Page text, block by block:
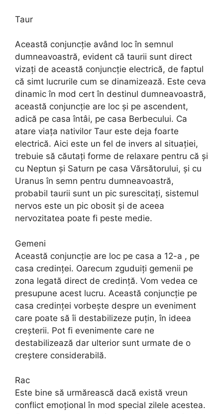
Taur
Această conjuncție având loc în semnul
dumneavoastră, evident că taurii sunt direct
vizați de această conjuncție electrică, de faptul
că simt lucrurile cum se dinamizează. Este ceva
dinamic în mod cert în destinul dumneavoastră,
această conjuncție are loc și pe ascendent,
adică pe casa întâi, pe casa Berbecului. Ca
atare viața nativilor Taur este deja foarte
electrică. Aici este un fel de invers al situației,
trebuie să căutați forme de relaxare pentru că și
cu Neptun și Saturn pe casa Vărsătorului, și cu
Uranus în semn pentru dumneavoastră,
probabil taurii sunt un pic surescitați, sistemul
nervos este un pic obosit și de aceea
nervozitatea poate fi peste medie.
Gemeni
Această conjuncție are loc pe casa a 12-a , pe
casa credinței. Oarecum zguduiți gemenii pe
zona legată direct de credință. Vom vedea ce
presupune acest lucru. Această conjuncție pe
casa credinței vorbește despre un eveniment
care poate să îi destabilizeze puțin, în ideea
creșterii. Pot fi evenimente care ne
destabilizează dar ulterior sunt urmate de o
creștere considerabilă.
Rac
Este bine să urmărească dacă există vreun
conflict emoțional în mod special zilele acestea.